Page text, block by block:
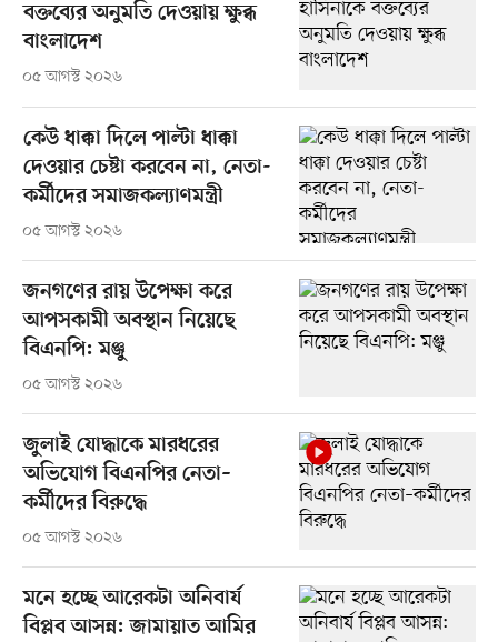
বক্তব্যের অনুমতি দেওয়ায় ক্ষুব্ধ
বাংলাদেশ
০৫ আগস্ট ২০২৬
কেউ ধাক্কা দিলে পাল্টা ধাক্কা
দেওয়ার চেষ্টা করবেন না, নেতা-
কর্মীদের সমাজকল্যাণমন্ত্রী
০৫ আগস্ট ২০২৬
জনগণের রায় উপেক্ষা করে
আপসকামী অবস্থান নিয়েছে
বিএনপি: মঞ্জু
০৫ আগস্ট ২০২৬
জুলাই যোদ্ধাকে মারধরের
অভিযোগ বিএনপির নেতা–
কর্মীদের বিরুদ্ধে
০৫ আগস্ট ২০২৬
মনে হচ্ছে আরেকটা অনিবার্য
বিপ্লব আসন্ন: জামায়াত আমির